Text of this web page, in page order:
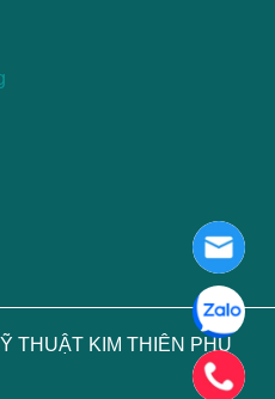
THUẬT KIM THIÊN PHÚ